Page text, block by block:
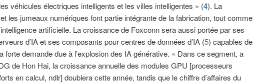
véhicules électriques intelligents et les villes intelligentes » (4). La
les jumeaux numériques font partie intégrante de la fabrication, tout comme
artificielle. La croissance de Foxconn sera aussi portée par ses
d’IA et ses composants pour centres de données d’IA (5) capables de
forte demande due à l’explosion des IA générative. « Dans ce segment, a
de Hon Hai, la croissance annuelle des modules GPU [processeurs
en calcul, ndlr] doublera cette année, tandis que le chiffre d’affaires du